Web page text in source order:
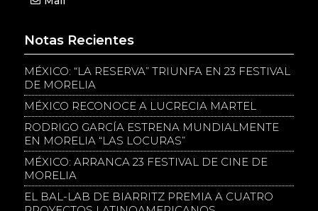
Notas Recientes
MÉXICO: “LA RESERVA” TRIUNFA EN 23 FESTIVAL
DE MORELIA
MÉXICO RECONOCE A LUCRECIA MARTEL
RODRIGO GARCÍA ESTRENA MUNDIALMENTE
EN MORELIA “LAS LOCURAS”
MÉXICO: ARRANCA 23 FESTIVAL DE CINE DE
MORELIA
EL BAL-LAB DE BIARRITZ PREMIA A CUATRO